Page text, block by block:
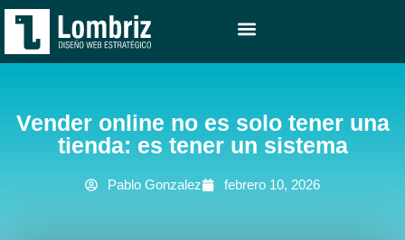
Vender online no es solo tener una
tienda: es tener un sistema
Pablo Gonzalez febrero 10, 2026